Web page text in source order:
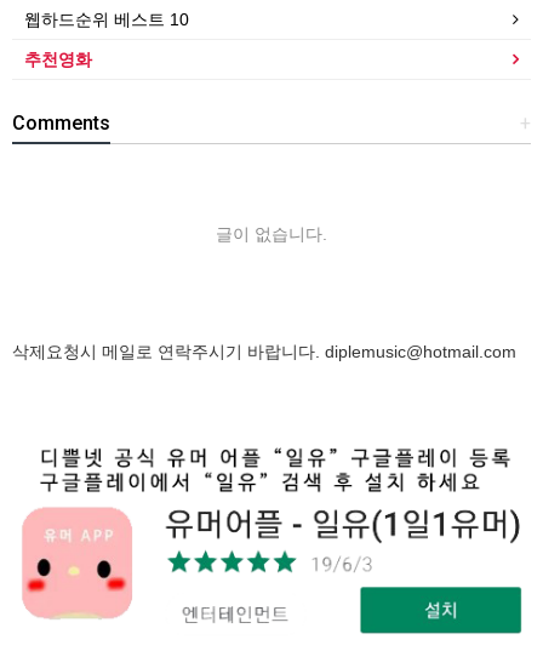
웹하드순위 베스트 10
추천영화
+
Comments
글이 없습니다.
삭제요청시 메일로 연락주시기 바랍니다. diplemusic@hotmail.com